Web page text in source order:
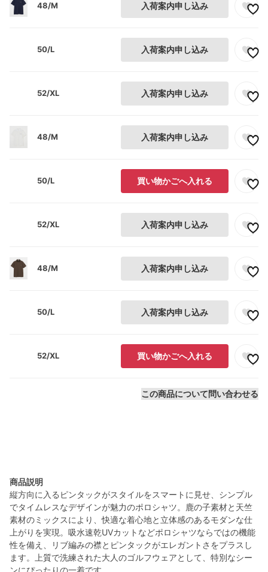
48/M 入荷案内申し込み
50/L 入荷案内申し込み
52/XL 入荷案内申し込み
48/M 入荷案内申し込み
50/L 買い物かごへ入れる
52/XL 入荷案内申し込み
48/M 入荷案内申し込み
50/L 入荷案内申し込み
52/XL 買い物かごへ入れる
この商品について問い合わせる
商品説明
縦方向に入るピンタックがスタイルをスマートに見せ、シンプル
でタイムレスなデザインが魅力のポロシャツ。鹿の子素材と天竺
素材のミックスにより、快適な着心地と立体感のあるモダンな仕
上がりを実現。吸水速乾UVカットなどポロシャツならではの機能
性を備え、リブ編みの襟とピンタックがエレガントさをプラスし
ます。上質で洗練された大人のゴルフウェアとして、特別なシー
ンにぴったりの一着です。